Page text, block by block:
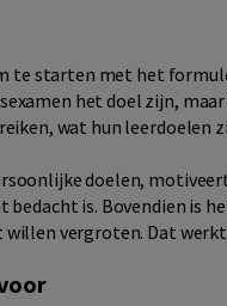
te starten met het
het doel zijn,
wat hun leerdoelen
doelen,
bedacht is. Bovendien is
vergroten. Dat